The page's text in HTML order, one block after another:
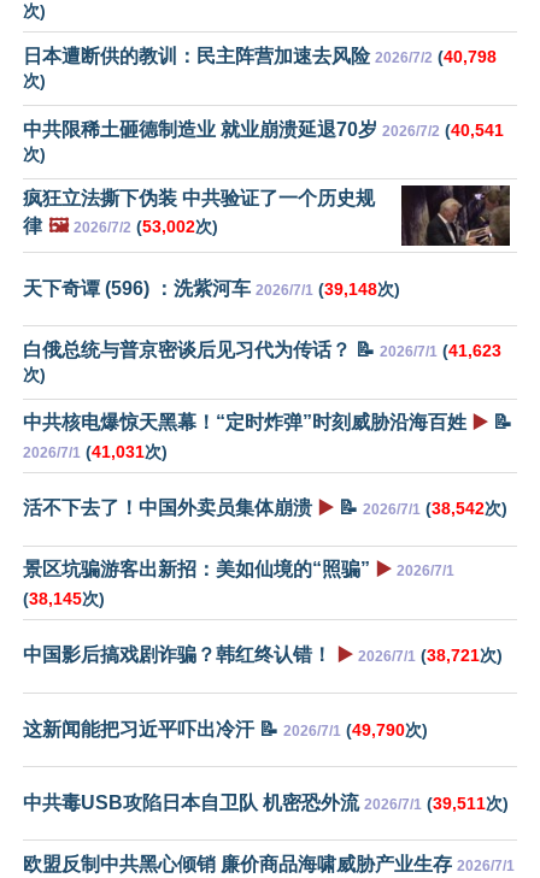
次)
日本遭断供的教训：民主阵营加速去风险 2026/7/2 (40,798
次)
中共限稀土砸德制造业 就业崩溃延退70岁 2026/7/2 (40,541
次)
疯狂立法撕下伪装 中共验证了一个历史规
律 🖼️ 2026/7/2 (53,002次)
天下奇谭 (596) ：洗紫河车 2026/7/1 (39,148次)
白俄总统与普京密谈后见习代为传话？ 📝 2026/7/1 (41,623
次)
中共核电爆惊天黑幕！“定时炸弹”时刻威胁沿海百姓 ▶️ 📝
2026/7/1 (41,031次)
活不下去了！中国外卖员集体崩溃 ▶️ 📝 2026/7/1 (38,542次)
景区坑骗游客出新招：美如仙境的“照骗” ▶️ 2026/7/1
(38,145次)
中国影后搞戏剧诈骗？韩红终认错！ ▶️ 2026/7/1 (38,721次)
这新闻能把习近平吓出冷汗 📝 2026/7/1 (49,790次)
中共毒USB攻陷日本自卫队 机密恐外流 2026/7/1 (39,511次)
欧盟反制中共黑心倾销 廉价商品海啸威胁产业生存 2026/7/1